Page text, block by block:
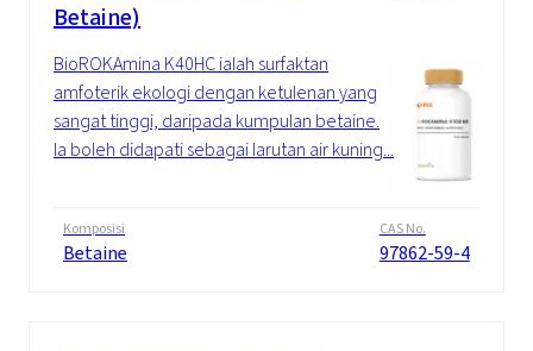
Betaine)
BioROKAmina K40HC ialah surfaktan
amfoterik ekologi dengan ketulenan yang
sangat tinggi, daripada kumpulan betaine.
Ia boleh didapati sebagai larutan air kuning...
Komposisi
Betaine
CAS No.
97862-59-4